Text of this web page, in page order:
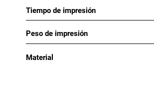
Tiempo de impresión
Peso de impresión
Material